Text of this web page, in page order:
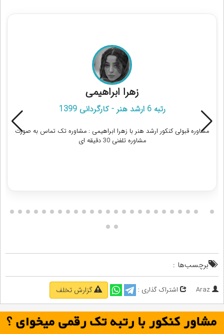
زهرا ابراهيمی
رتبه 6 ارشد هنر - کارگردانی 1399
مشاوره قبولی کنکور ارشد هنر با زهرا ابراهيمی : مشاوره تک تماس به صورت
مشاوره تلفنی 30 دقیقه ای
برچسب‌ها :
Araz اشتراک گذاری : گزارش تخلف